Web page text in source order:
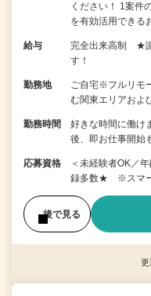
ください！ 1案件
を有効活用でき
給与
完全出来高制 ★謝
す！
勤務地
ご自宅※フルリモ
む関東エリアおよ
勤務時間
好きな時間に働
後、即お仕事開
応募資格
＜未経験者OK／
録多数★ ※スマー
後で見る